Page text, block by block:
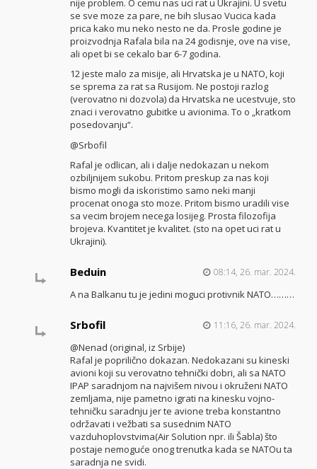
se sve moze za pare, ne bih slusao Vucica kada
prica kako mu neko nesto ne da. Prosle godine je
proizvodnja Rafala bila na 24 godisnje, ove na vise,
ali opet bi se cekalo bar 6-7 godina.
12 jeste malo za misije, ali Hrvatska je u NATO, koji
se sprema za rat sa Rusijom. Ne postoji razlog
(verovatno ni dozvola) da Hrvatska ne ucestvuje, sto
znaci i verovatno gubitke u avionima. To o „kratkom
posedovanju“.
@Srbofil
Rafal je odlican, ali i dalje nedokazan u nekom
ozbiljnijem sukobu. Pritom preskup za nas koji
bismo mogli da iskoristimo samo neki manji
procenat onoga sto moze. Pritom bismo uradili vise
sa vecim brojem necega losijeg. Prosta filozofija
brojeva. Kvantitet je kvalitet. (sto na opet uci rat u
Ukrajini).
Beduin 08:14, 26. mar. 2024.
A na Balkanu tu je jedini moguci protivnik NATO………
Srbofil 11:16, 26. mar. 2024.
@Nenad (original, iz Srbije)
Rafal je poprilično dokazan. Nedokazani su kineski
avioni koji su verovatno tehnički dobri, ali sa NATO
IPAP saradnjom na najvišem nivou i okruženi NATO
zemljama, nije pametno igrati na kinesku vojno-
tehničku saradnju jer te avione treba konstantno
održavati i vežbati sa susednim NATO
vazduhoplovstvima(Air Solution npr. ili Šabla) što
postaje nemoguće onog trenutka kada se NATOu ta
saradnja ne svidi.